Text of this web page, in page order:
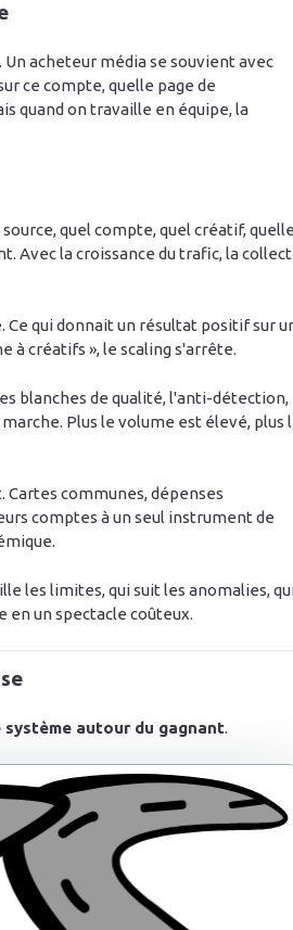
acheteur média se souvient avec
ce compte, quelle page de
quand on travaille en équipe, la
quel compte, quel créatif,
Avec la croissance du trafic, la
Ce qui donnait un résultat positif sur
à créatifs », le scaling s'arrête.
blanches de qualité, l'anti-détection,
Plus le volume est élevé, plus
Cartes communes, dépenses
comptes à un seul instrument de
les limites, qui suit les anomalies,
en un spectacle coûteux.
autour du gagnant.